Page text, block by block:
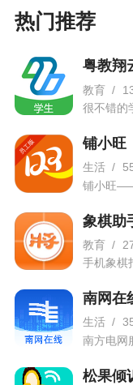
热门推荐
粤教翔
教育 /
很不错的
铺小旺
生活 /
铺小旺
象棋助
教育 /
手机象棋
南网在
生活 /
南方电网
松果倾